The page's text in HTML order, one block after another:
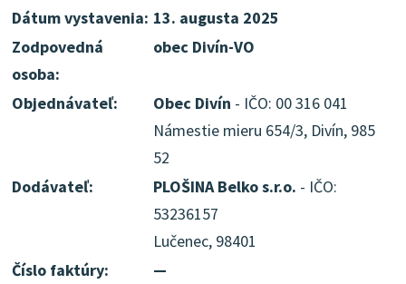
Dátum vystavenia: 13. augusta 2025
Zodpovedná
osoba:
obec Divín-VO
Objednávateľ: Obec Divín - IČO: 00 316 041
Námestie mieru 654/3, Divín, 985
52
Dodávateľ:
PLOŠINA Belko s.r.o. - IČO:
53236157
Lučenec, 98401
Číslo faktúry:
—